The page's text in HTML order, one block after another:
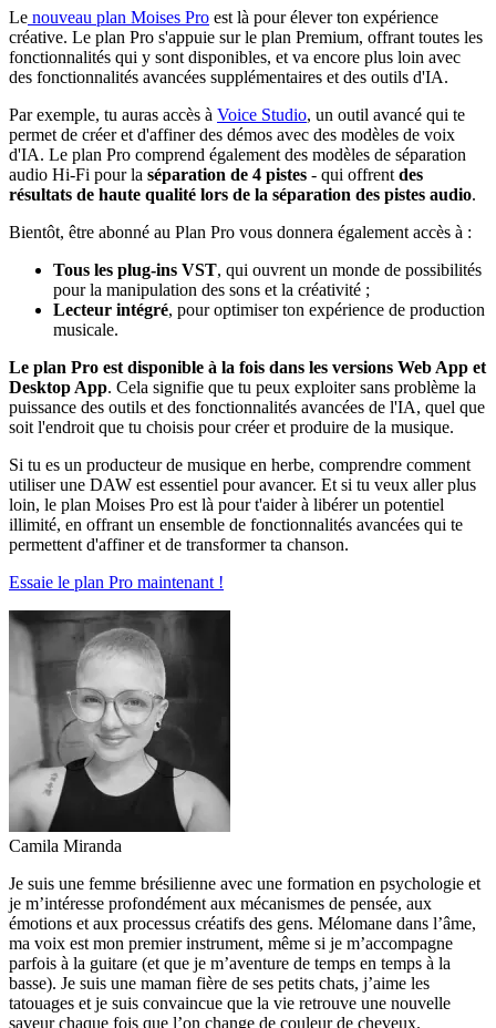
Le nouveau plan Moises Pro est là pour élever ton expérience
créative. Le plan Pro s'appuie sur le plan Premium, offrant toutes les
fonctionnalités qui y sont disponibles, et va encore plus loin avec
des fonctionnalités avancées supplémentaires et des outils d'IA.
Par exemple, tu auras accès à Voice Studio, un outil avancé qui te
permet de créer et d'affiner des démos avec des modèles de voix
d'IA. Le plan Pro comprend également des modèles de séparation
audio Hi-Fi pour la séparation de 4 pistes - qui offrent des
résultats de haute qualité lors de la séparation des pistes audio.
Bientôt, être abonné au Plan Pro vous donnera également accès à :
Tous les plug-ins VST, qui ouvrent un monde de possibilités
pour la manipulation des sons et la créativité ;
Lecteur intégré, pour optimiser ton expérience de production
musicale.
Le plan Pro est disponible à la fois dans les versions Web App et
Desktop App. Cela signifie que tu peux exploiter sans problème la
puissance des outils et des fonctionnalités avancées de l'IA, quel que
soit l'endroit que tu choisis pour créer et produire de la musique.
Si tu es un producteur de musique en herbe, comprendre comment
utiliser une DAW est essentiel pour avancer. Et si tu veux aller plus
loin, le plan Moises Pro est là pour t'aider à libérer un potentiel
illimité, en offrant un ensemble de fonctionnalités avancées qui te
permettent d'affiner et de transformer ta chanson.
Essaie le plan Pro maintenant !
Camila Miranda
Je suis une femme brésilienne avec une formation en psychologie et
je m’intéresse profondément aux mécanismes de pensée, aux
émotions et aux processus créatifs des gens. Mélomane dans l’âme,
ma voix est mon premier instrument, même si je m’accompagne
parfois à la guitare (et que je m’aventure de temps en temps à la
basse). Je suis une maman fière de ses petits chats, j’aime les
tatouages et je suis convaincue que la vie retrouve une nouvelle
saveur chaque fois que l’on change de couleur de cheveux.